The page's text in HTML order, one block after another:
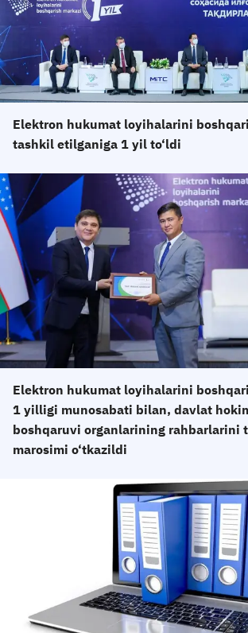
Elektron hukumat loyihalarini
tashkil etilganiga 1 yil to‘ldi
Elektron hukumat loyihalarini
1 yilligi munosabati bilan, davlat
boshqaruvi organlarining rahbarlarini
marosimi o‘tkazildi